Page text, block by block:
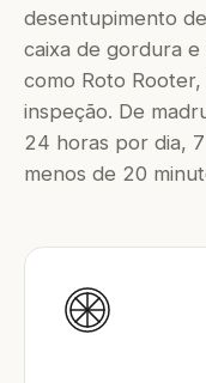
desentupimento
caixa de gordura
como Roto
inspeção. De
24 horas por dia,
menos de 20